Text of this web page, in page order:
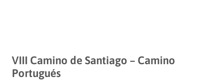
VIII Camino de Santiago – Camino
Portugués